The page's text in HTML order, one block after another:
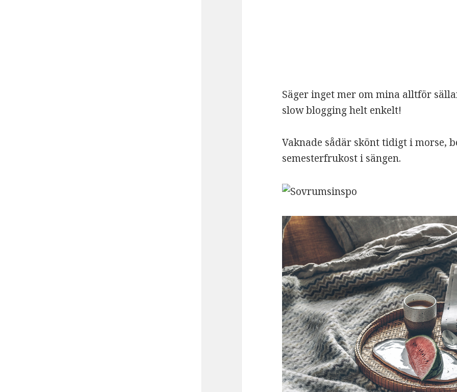
Säger inget mer om mina alltför
slow blogging helt enkelt!
Vaknade sådär skönt tidigt i morse,
semesterfrukost i sängen.